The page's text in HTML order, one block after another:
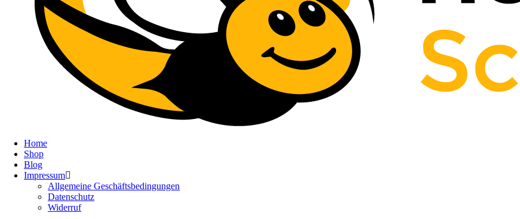
Home
Shop
Blog
Impressum
Allgemeine Geschäftsbedingungen
Datenschutz
Widerruf